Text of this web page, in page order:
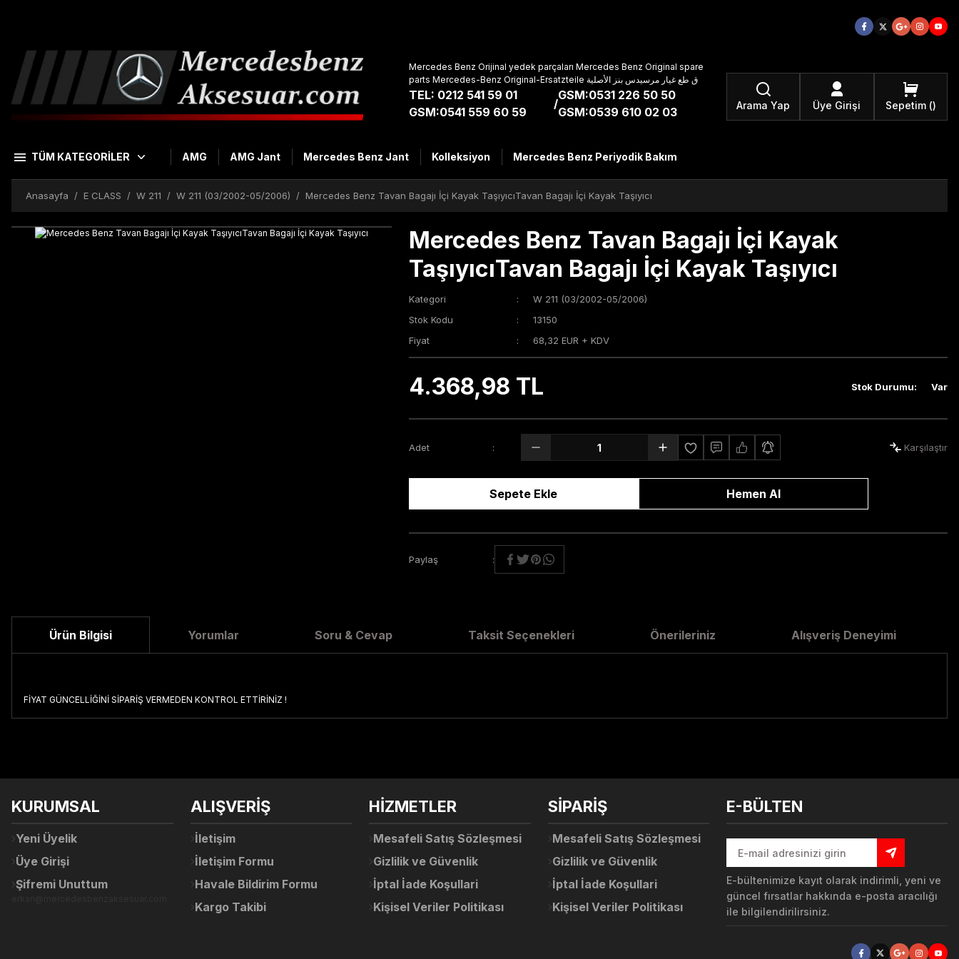
Mercedes Benz Orijinal yedek parçaları Mercedes Benz Original spare
parts Mercedes-Benz Original-Ersatzteile ق طع غيار مرسيدس بنز الأصلية
TEL: 0212 541 59 01
GSM:0541 559 60 59
/
GSM:0531 226 50 50
GSM:0539 610 02 03
Arama Yap Üye Girişi Sepetim
TÜM KATEGORİLER AMG AMG Jant Mercedes Benz Jant Kolleksiyon Mercedes Benz Periyodik Bakım
Anasayfa E CLASS W 211 W 211 (03/2002-05/2006) Mercedes Benz Tavan Bagajı İçi Kayak TaşıyıcıTavan Bagajı İçi Kayak Taşıyıcı
Mercedes Benz Tavan Bagajı İçi Kayak
TaşıyıcıTavan Bagajı İçi Kayak Taşıyıcı
Kategori
W 211 (03/2002-05/2006)
Stok Kodu
13150
Fiyat
68,32 EUR + KDV
4.368,98 TL Stok Durumu: Var
Adet Karşılaştır
Sepete Ekle Hemen Al
Paylaş
Ürün Bilgisi Yorumlar Soru & Cevap Taksit Seçenekleri Önerileriniz Alışveriş Deneyimi
FİYAT GÜNCELLİĞİNİ SİPARİŞ VERMEDEN KONTROL ETTİRİNİZ !
Yorum Yaz
Ürün açıklamasında eksik bilgiler bulunuyor.
Bu ürüne benzer farklı alternatifler olmalı.
Deneyimini Paylaş
KURUMSAL
Yeni Üyelik
Üye Girişi
Şifremi Unuttum
ALIŞVERİŞ
İletişim
İletişim Formu
Havale Bildirim Formu
Kargo Takibi
HİZMETLER
Mesafeli Satış Sözleşmesi
Gizlilik ve Güvenlik
İptal İade Koşullari
Kişisel Veriler Politikası
SİPARİŞ
Mesafeli Satış Sözleşmesi
Gizlilik ve Güvenlik
İptal İade Koşullari
Kişisel Veriler Politikası
E-BÜLTEN
E-bültenimize kayıt olarak indirimli, yeni ve
güncel fırsatlar hakkında e-posta aracılığı
ile bilgilendirilirsiniz.